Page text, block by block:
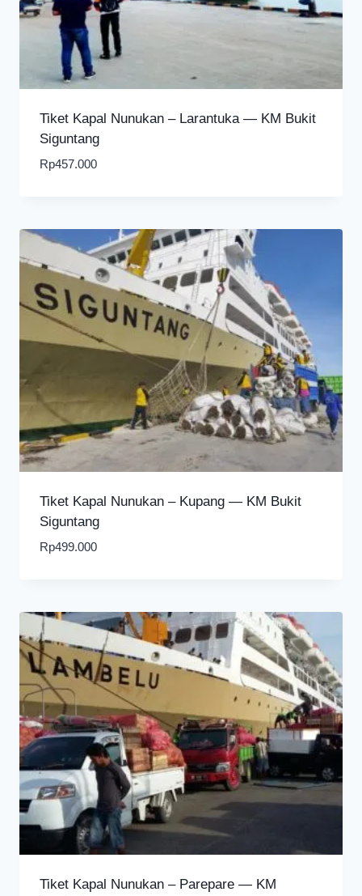
Tiket Kapal Nunukan – Larantuka — KM Bukit
Siguntang
Rp457.000
Tiket Kapal Nunukan – Kupang — KM Bukit
Siguntang
Rp499.000
Tiket Kapal Nunukan – Parepare — KM